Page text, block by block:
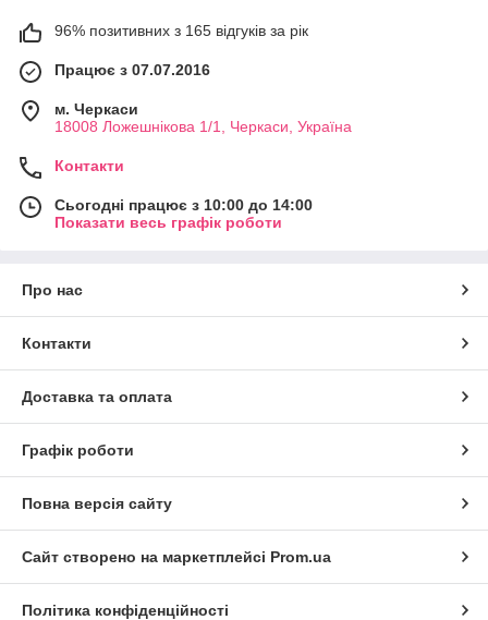
96% позитивних з 165 відгуків за рік
Працює з 07.07.2016
м. Черкаси
18008 Ложешнікова 1/1, Черкаси, Україна
Контакти
Сьогодні працює з 10:00 до 14:00
Показати весь графік роботи
Про нас
Контакти
Доставка та оплата
Графік роботи
Повна версія сайту
Сайт створено на маркетплейсі Prom.ua
Політика конфіденційності